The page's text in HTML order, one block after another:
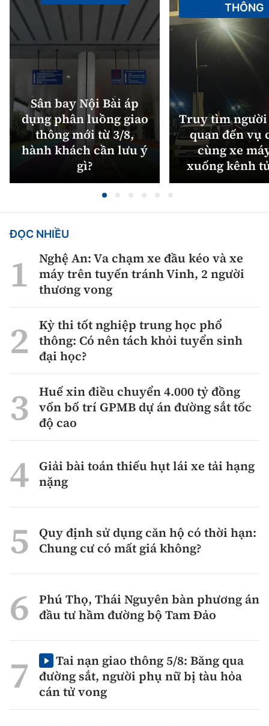
Sân bay Nội Bài áp
dụng phân luồng giao
thông mới từ 3/8,
hành khách cần lưu ý
gì?
Truy tìm
quan đến vụ
cùng xe
xuống kênh
THÔNG
ĐỌC NHIỀU
Nghệ An: Va chạm xe đầu kéo và xe
máy trên tuyến tránh Vinh, 2 người
thương vong
Kỳ thi tốt nghiệp trung học phổ
thông: Có nên tách khỏi tuyển sinh
đại học?
Huế xin điều chuyển 4.000 tỷ đồng
vốn bố trí GPMB dự án đường sắt tốc
độ cao
Giải bài toán thiếu hụt lái xe tải hạng
nặng
Quy định sử dụng căn hộ có thời hạn:
Chung cư có mất giá không?
Phú Thọ, Thái Nguyên bàn phương án
đầu tư hầm đường bộ Tam Đảo
Tai nạn giao thông 5/8: Băng qua
đường sắt, người phụ nữ bị tàu hỏa
cán tử vong